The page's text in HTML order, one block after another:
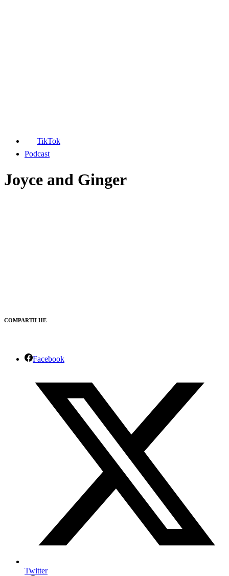
TikTok
Podcast
Joyce and Ginger
COMPARTILHE
Facebook
Twitter